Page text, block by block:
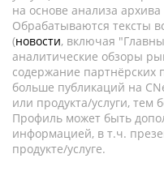
на основе анализа
Обрабатываются тексты
(новости, включая
аналитические обзоры
содержание партнёрских
больше публикаций на
или продукта/услуги,
Профиль может быть
информацией, в т.ч.
продукте/услуге.